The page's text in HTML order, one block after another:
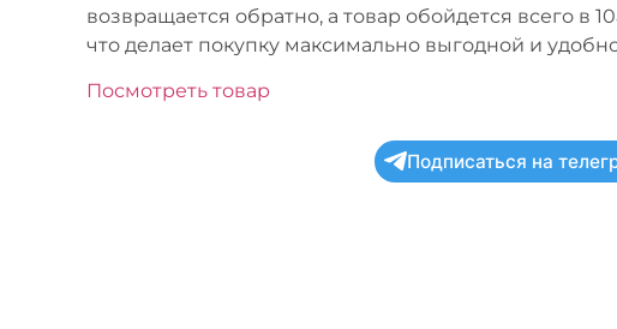
возвращается обратно, а товар обойдется всего в
что делает покупку максимально выгодной и
Посмотреть товар
Подписаться на